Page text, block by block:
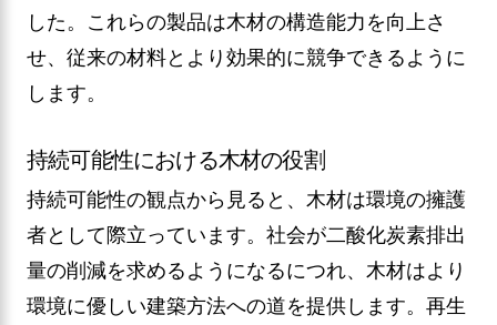
した。これらの製品は木材の構造能力を向上さ
せ、従来の材料とより効果的に競争できるように
します。
持続可能性における木材の役割
持続可能性の観点から見ると、木材は環境の擁護
者として際立っています。社会が二酸化炭素排出
量の削減を求めるようになるにつれ、木材はより
環境に優しい建築方法への道を提供します。再生